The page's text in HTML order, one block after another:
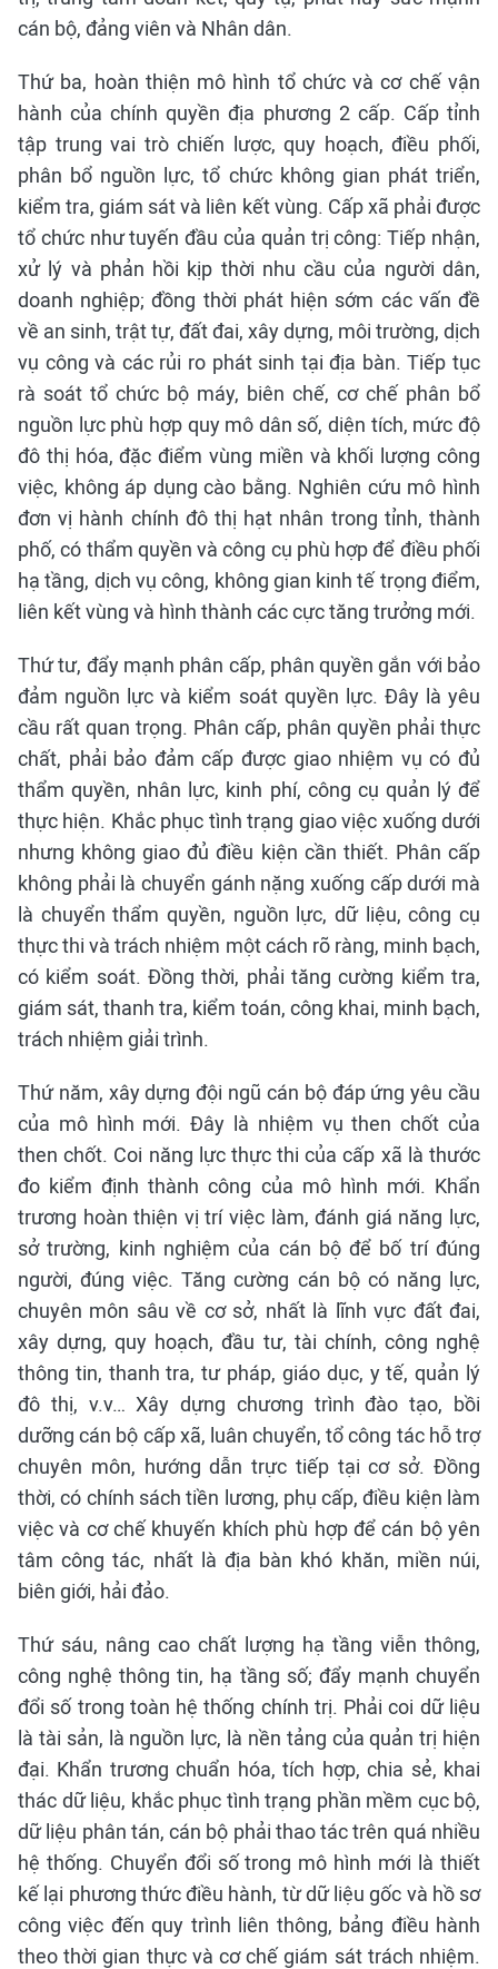
cán bộ, đảng viên và Nhân dân.
Thứ ba, hoàn thiện mô hình tổ chức và cơ chế vận
hành của chính quyền địa phương 2 cấp. Cấp tỉnh
tập trung vai trò chiến lược, quy hoạch, điều phối,
phân bổ nguồn lực, tổ chức không gian phát triển,
kiểm tra, giám sát và liên kết vùng. Cấp xã phải được
tổ chức như tuyến đầu của quản trị công: Tiếp nhận,
xử lý và phản hồi kịp thời nhu cầu của người dân,
doanh nghiệp; đồng thời phát hiện sớm các vấn đề
về an sinh, trật tự, đất đai, xây dựng, môi trường, dịch
vụ công và các rủi ro phát sinh tại địa bàn. Tiếp tục
rà soát tổ chức bộ máy, biên chế, cơ chế phân bổ
nguồn lực phù hợp quy mô dân số, diện tích, mức độ
đô thị hóa, đặc điểm vùng miền và khối lượng công
việc, không áp dụng cào bằng. Nghiên cứu mô hình
đơn vị hành chính đô thị hạt nhân trong tỉnh, thành
phố, có thẩm quyền và công cụ phù hợp để điều phối
hạ tầng, dịch vụ công, không gian kinh tế trọng điểm,
liên kết vùng và hình thành các cực tăng trưởng mới.
Thứ tư, đẩy mạnh phân cấp, phân quyền gắn với bảo
đảm nguồn lực và kiểm soát quyền lực. Đây là yêu
cầu rất quan trọng. Phân cấp, phân quyền phải thực
chất, phải bảo đảm cấp được giao nhiệm vụ có đủ
thẩm quyền, nhân lực, kinh phí, công cụ quản lý để
thực hiện. Khắc phục tình trạng giao việc xuống dưới
nhưng không giao đủ điều kiện cần thiết. Phân cấp
không phải là chuyển gánh nặng xuống cấp dưới mà
là chuyển thẩm quyền, nguồn lực, dữ liệu, công cụ
thực thi và trách nhiệm một cách rõ ràng, minh bạch,
có kiểm soát. Đồng thời, phải tăng cường kiểm tra,
giám sát, thanh tra, kiểm toán, công khai, minh bạch,
trách nhiệm giải trình.
Thứ năm, xây dựng đội ngũ cán bộ đáp ứng yêu cầu
của mô hình mới. Đây là nhiệm vụ then chốt của
then chốt. Coi năng lực thực thi của cấp xã là thước
đo kiểm định thành công của mô hình mới. Khẩn
trương hoàn thiện vị trí việc làm, đánh giá năng lực,
sở trường, kinh nghiệm của cán bộ để bố trí đúng
người, đúng việc. Tăng cường cán bộ có năng lực,
chuyên môn sâu về cơ sở, nhất là lĩnh vực đất đai,
xây dựng, quy hoạch, đầu tư, tài chính, công nghệ
thông tin, thanh tra, tư pháp, giáo dục, y tế, quản lý
đô thị, v.v… Xây dựng chương trình đào tạo, bồi
dưỡng cán bộ cấp xã, luân chuyển, tổ công tác hỗ trợ
chuyên môn, hướng dẫn trực tiếp tại cơ sở. Đồng
thời, có chính sách tiền lương, phụ cấp, điều kiện làm
việc và cơ chế khuyến khích phù hợp để cán bộ yên
tâm công tác, nhất là địa bàn khó khăn, miền núi,
biên giới, hải đảo.
Thứ sáu, nâng cao chất lượng hạ tầng viễn thông,
công nghệ thông tin, hạ tầng số; đẩy mạnh chuyển
đổi số trong toàn hệ thống chính trị. Phải coi dữ liệu
là tài sản, là nguồn lực, là nền tảng của quản trị hiện
đại. Khẩn trương chuẩn hóa, tích hợp, chia sẻ, khai
thác dữ liệu, khắc phục tình trạng phần mềm cục bộ,
dữ liệu phân tán, cán bộ phải thao tác trên quá nhiều
hệ thống. Chuyển đổi số trong mô hình mới là thiết
kế lại phương thức điều hành, từ dữ liệu gốc và hồ sơ
công việc đến quy trình liên thông, bảng điều hành
theo thời gian thực và cơ chế giám sát trách nhiệm.